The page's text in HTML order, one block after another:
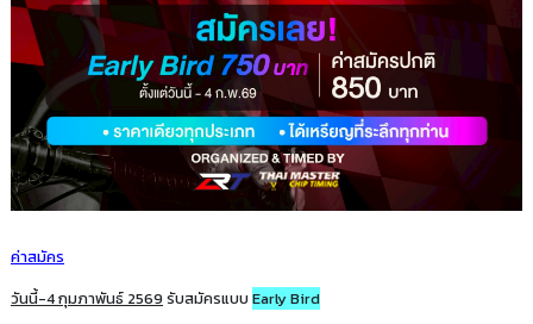
ค่าสมัคร
วันนี้-4 กุมภาพันธ์ 2569รับสมัครแบบ Early Bird